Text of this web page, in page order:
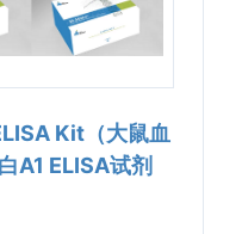
Kit（大鼠血
A1 ELISA试剂